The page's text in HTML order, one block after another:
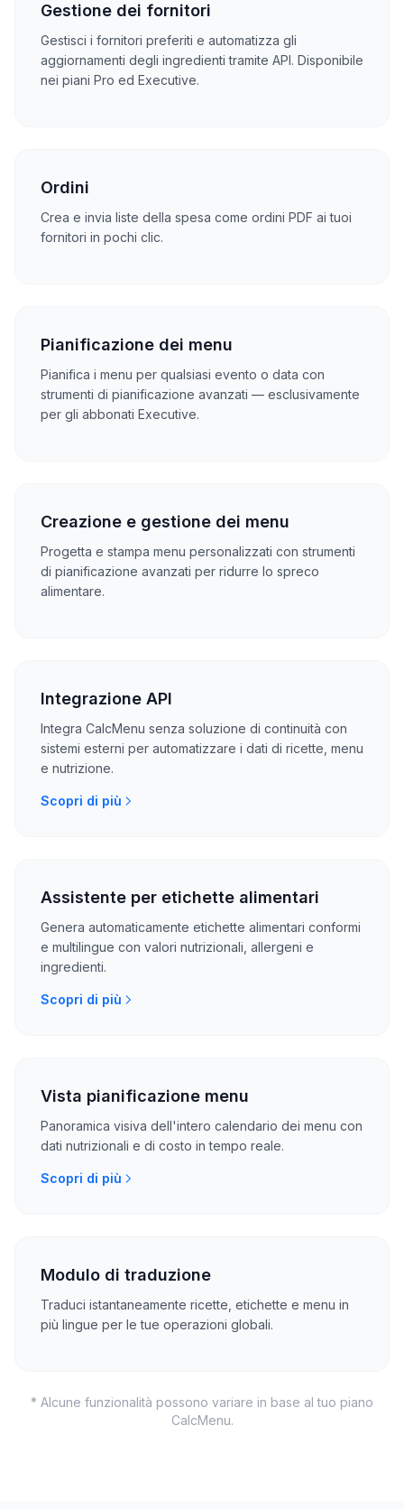
Gestione dei fornitori
Gestisci i fornitori preferiti e automatizza gli
aggiornamenti degli ingredienti tramite API. Disponibile
nei piani Pro ed Executive.
Ordini
Crea e invia liste della spesa come ordini PDF ai tuoi
fornitori in pochi clic.
Pianificazione dei menu
Pianifica i menu per qualsiasi evento o data con
strumenti di pianificazione avanzati — esclusivamente
per gli abbonati Executive.
Creazione e gestione dei menu
Progetta e stampa menu personalizzati con strumenti
di pianificazione avanzati per ridurre lo spreco
alimentare.
Integrazione API
Integra CalcMenu senza soluzione di continuità con
sistemi esterni per automatizzare i dati di ricette, menu
e nutrizione.
Scopri di più
Assistente per etichette alimentari
Genera automaticamente etichette alimentari conformi
e multilingue con valori nutrizionali, allergeni e
ingredienti.
Scopri di più
Vista pianificazione menu
Panoramica visiva dell'intero calendario dei menu con
dati nutrizionali e di costo in tempo reale.
Scopri di più
Modulo di traduzione
Traduci istantaneamente ricette, etichette e menu in
più lingue per le tue operazioni globali.
* Alcune funzionalità possono variare in base al tuo piano
CalcMenu.